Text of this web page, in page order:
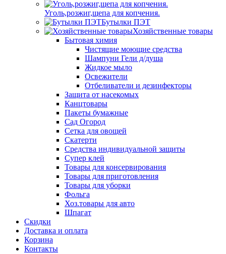
Уголь,розжиг,щепа для копчения.
Бутылки ПЭТ
Хозяйственные товары
Бытовая химия
Чистящие моющие средства
Шампуни Гели д/душа
Жидкое мыло
Освежители
Отбеливатели и дезинфекторы
Защита от насекомых
Канцтовары
Пакеты бумажные
Сад Огород
Сетка для овощей
Скатерти
Средства индивидуальной защиты
Супер клей
Товары для консервирования
Товары для приготовления
Товары для уборки
Фольга
Хоз.товары для авто
Шпагат
Скидки
Доставка и оплата
Корзина
Контакты